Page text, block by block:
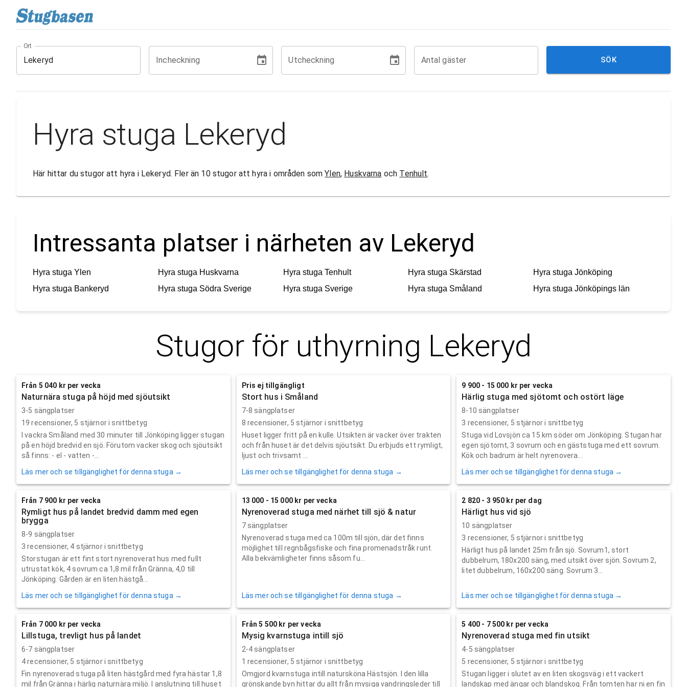
Ort
Incheckning Utcheckning Antal gäster SÖK
Hyra stuga Lekeryd
Här hittar du stugor att hyra i Lekeryd. Fler än 10 stugor att hyra i områden somYlen, Huskvarna och Tenhult.
Intressanta platser i närheten av Lekeryd
Hyra stuga Ylen Hyra stuga Huskvarna Hyra stuga Tenhult Hyra stuga Skärstad Hyra stuga Jönköping
Hyra stuga Bankeryd Hyra stuga Södra Sverige Hyra stuga Sverige Hyra stuga Småland Hyra stuga Jönköpings län
Stugor för uthyrning Lekeryd
Från 5 040 kr per vecka
Naturnära stuga på höjd med sjöutsikt
3-5 sängplatser
19 recensioner, 5 stjärnor i snittbetyg
I vackra Småland med 30 minuter till Jönköping ligger stugan
på en höjd bredvid en sjö. Förutom vacker skog och sjöutsikt
så finns: - el - vatten -...
Läs mer och se tillgänglighet för denna stuga →
Pris ej tillgängligt
Stort hus i Småland
7-8 sängplatser
8 recensioner, 5 stjärnor i snittbetyg
Huset ligger fritt på en kulle. Utsikten är vacker över trakten
och från huset är det delvis sjöutsikt. Du erbjuds ett rymligt,
ljust och trivsamt ...
Läs mer och se tillgänglighet för denna stuga →
9 900 - 15 000 kr per vecka
Härlig stuga med sjötomt och ostört läge
8-10 sängplatser
3 recensioner, 5 stjärnor i snittbetyg
Stuga vid Lovsjön ca 15 km söder om Jönköping. Stugan har
egen sjötomt, 3 sovrum och en gäststuga med ett sovrum.
Kök och badrum är helt nyrenovera...
Läs mer och se tillgänglighet för denna stuga →
Från 7 900 kr per vecka
Rymligt hus på landet bredvid damm med egen
brygga
8-9 sängplatser
3 recensioner, 4 stjärnor i snittbetyg
Storstugan är ett fint stort nyrenoverat hus med fullt
utrustat kök, 4 sovrum ca 1,8 mil från Gränna, 4,0 till
Jönköping. Gården är en liten hästgå...
Läs mer och se tillgänglighet för denna stuga →
13 000 - 15 000 kr per vecka
Nyrenoverad stuga med närhet till sjö & natur
7 sängplatser
Nyrenoverad stuga med ca 100m till sjön, där det finns
möjlighet till regnbågsfiske och fina promenadstråk runt.
Alla bekvämligheter finns såsom fu...
Läs mer och se tillgänglighet för denna stuga →
2 820 - 3 950 kr per dag
Härligt hus vid sjö
10 sängplatser
3 recensioner, 5 stjärnor i snittbetyg
Härligt hus på landet 25m från sjö. Sovrum1, stort
dubbelrum, 180x200 säng, med utsikt över sjön. Sovrum 2,
litet dubbelrum, 160x200 säng. Sovrum 3...
Läs mer och se tillgänglighet för denna stuga →
Från 7 000 kr per vecka
Lillstuga, trevligt hus på landet
6-7 sängplatser
4recensioner, 5 stjärnor i snittbetyg
Fin nyrenoverad stuga på liten hästgård med fyra hästar 1,8
mil från Gränna i härlig naturnära miljö. I anslutning till huset
Från 5 500 kr per vecka
Mysig kvarnstuga intill sjö
2-4 sängplatser
1 recensioner, 5 stjärnor i snittbetyg
Omgjord kvarnstuga intill natursköna Hästsjön. I den lilla
grönskande byn hittar du allt från mysiga vandringsleder till
5 400 - 7 500 kr per vecka
Nyrenoverad stuga med fin utsikt
4-5 sängplatser
5 recensioner, 5 stjärnor i snittbetyg
Stugan ligger i slutet av en liten skogsväg i ett vackert
landskap med ängar och blandskog. Från tomten har ni en fin